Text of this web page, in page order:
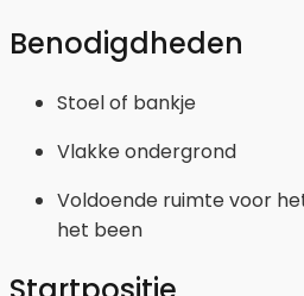
Benodigdheden
Stoel of bankje
Vlakke ondergrond
Voldoende ruimte voor
het been